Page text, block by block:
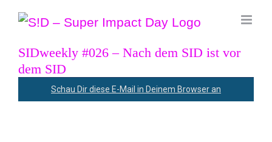
Zum
Inhalt
springen
SIDweekly #026 – Nach dem SID ist vor
dem SID
Schau Dir diese E-Mail in Deinem Browser an